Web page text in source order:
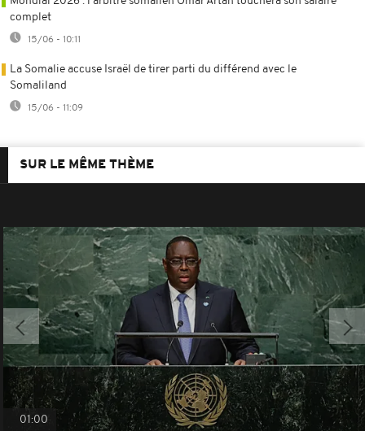
complet
15/06 - 10:11
La Somalie accuse Israël de tirer parti du différend avec le
Somaliland
15/06 - 11:09
SUR LE MÊME THÈME
01:00